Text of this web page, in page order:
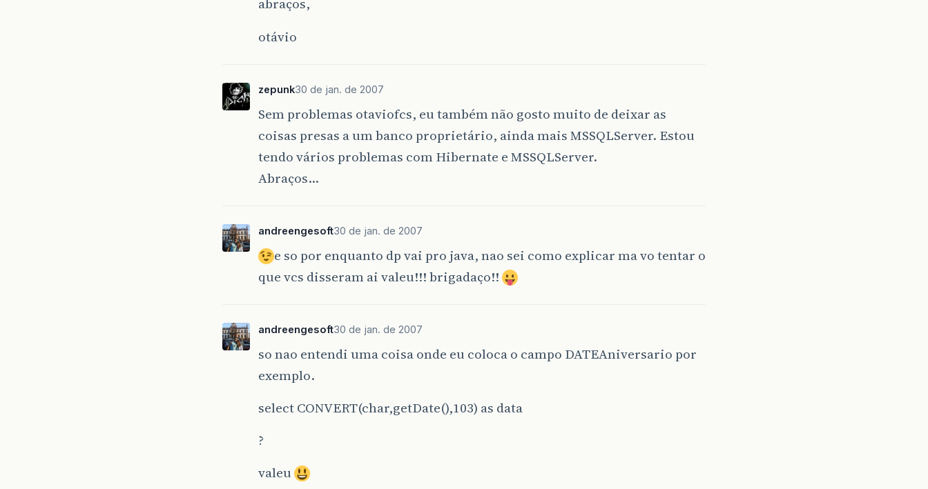
abraços,
otávio
zepunk30 de jan. de 2007
Sem problemas otaviofcs, eu também não gosto muito de deixar as
coisas presas a um banco proprietário, ainda mais MSSQLServer. Estou
tendo vários problemas com Hibernate e MSSQLServer.
Abraços…
andreengesoft30 de jan. de 2007
e so por enquanto dp vai pro java, nao sei como explicar ma vo tentar o
que vcs disseram ai valeu!!! brigadaço!!
andreengesoft30 de jan. de 2007
so nao entendi uma coisa onde eu coloca o campo DATEAniversario por
exemplo.
select CONVERT(char,getDate(),103) as data
?
valeu